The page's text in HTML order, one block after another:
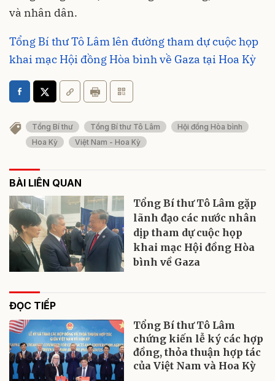
và nhân dân.
Tổng Bí thư Tô Lâm lên đường tham dự cuộc họp
khai mạc Hội đồng Hòa bình về Gaza tại Hoa Kỳ
Tổng Bí thư Tổng Bí thư Tô Lâm
Hội đồng Hòa bình
Hoa Kỳ
Việt Nam - Hoa Kỳ
BÀI LIÊN QUAN
Tổng Bí thư Tô Lâm gặp
lãnh đạo các nước nhân
dịp tham dự cuộc họp
khai mạc Hội đồng Hòa
bình về Gaza
ĐỌC TIẾP
Tổng Bí thư Tô Lâm
chứng kiến lễ ký các hợp
đồng, thỏa thuận hợp tác
của Việt Nam và Hoa Kỳ